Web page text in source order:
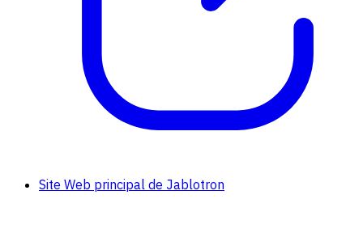
Site Web principal de Jablotron